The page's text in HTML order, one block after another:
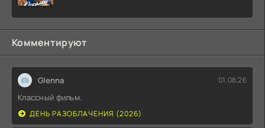
Комментируют
Glenna 01.08.26
Классный фильм.
ДЕНЬ РАЗОБЛАЧЕНИЯ (2026)